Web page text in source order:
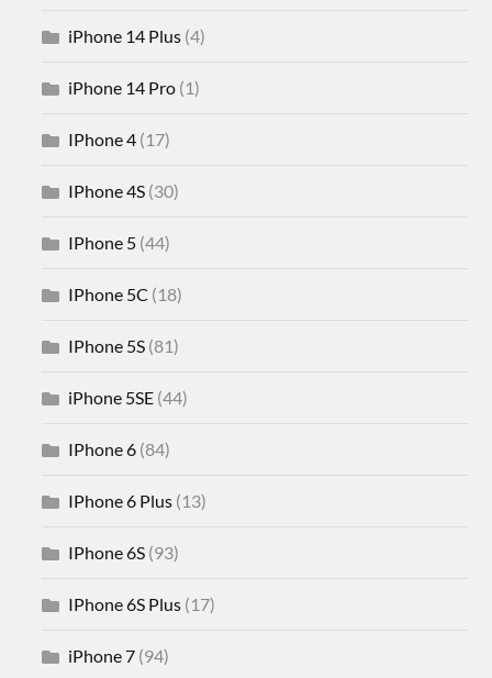
iPhone 14 Plus (4)
iPhone 14 Pro (1)
IPhone 4 (17)
IPhone 4S (30)
IPhone 5 (44)
IPhone 5C (18)
IPhone 5S (81)
iPhone 5SE (44)
IPhone 6 (84)
IPhone 6 Plus (13)
IPhone 6S (93)
IPhone 6S Plus (17)
iPhone 7 (94)